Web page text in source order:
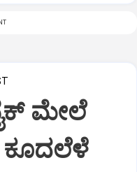
ಮೇಲೆ
ಕೂದಲೆಳೆ